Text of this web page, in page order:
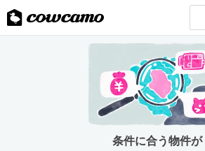
条件に合う物件が